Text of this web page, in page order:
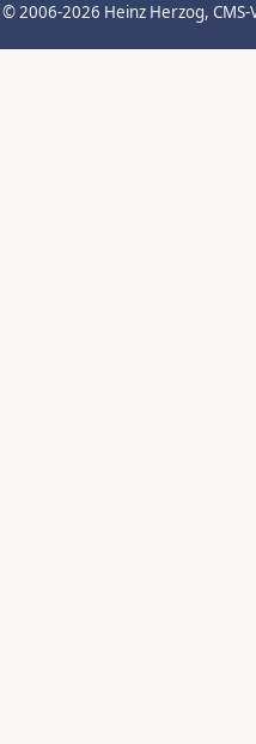
© 2006-2026 Heinz Herzog,